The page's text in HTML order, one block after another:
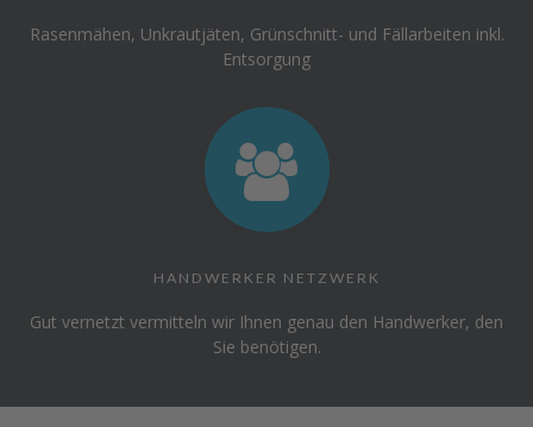
Rasenmähen, Unkrautjäten, Grünschnitt- und Fällarbeiten inkl.
Entsorgung
HANDWERKER NETZWERK
Gut vernetzt vermitteln wir Ihnen genau den Handwerker, den
Sie benötigen.